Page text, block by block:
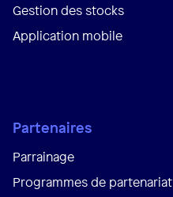
Gestion des stocks
Application mobile
Partenaires
Parrainage
Programmes de partenariat